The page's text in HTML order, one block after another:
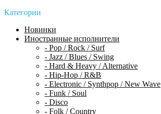
Категории
Новинки
Иностранные исполнители
- Pop / Rock / Surf
- Jazz / Blues / Swing
- Hard & Heavy / Alternative
- Hip-Hop / R&B
- Electronic / Synthpop / New Wave
- Funk / Soul
- Disco
- Folk / Country